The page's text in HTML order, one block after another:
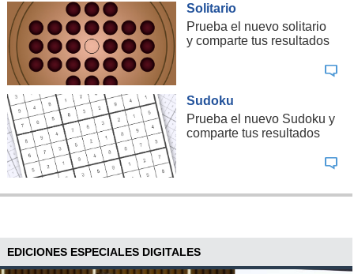
Solitario
Prueba el nuevo solitario
y comparte tus resultados
Sudoku
Prueba el nuevo Sudoku y
comparte tus resultados
EDICIONES ESPECIALES DIGITALES